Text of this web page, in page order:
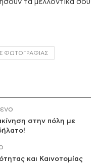
τα μελλοντικά σου
ΦΩΤΟΓΡΑΦΊΑΣ
στην πόλη με
και Καινοτομίας